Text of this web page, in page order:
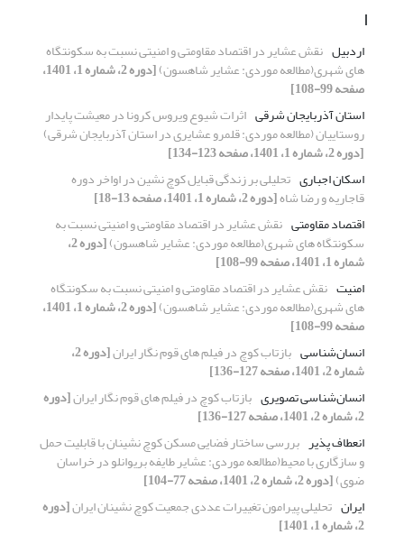
ا
اردبیل نقش عشایر در اقتصاد مقاومتی و امنیتی نسبت به سکونتگاه
های شهری(مطالعه موردی: عشایر شاهسون) [دوره 2، شماره 1، 1401،
صفحه 99-108]
استان آذربایجان شرقی اثرات شیوع ویروس کرونا در معیشت پایدار
روستاییان (مطالعه موردی: قلمرو عشایری در استان آذربایجان شرقی)
[دوره 2، شماره 1، 1401، صفحه 123-134]
اسکان اجباری تحلیلی بر زندگی قبایل کوچ نشین در اواخر دوره
قاجاریه و رضا شاه[دوره 2، شماره 1، 1401، صفحه 13-18]
اقتصاد مقاومتی نقش عشایر در اقتصاد مقاومتی و امنیتی نسبت به
سکونتگاه های شهری(مطالعه موردی: عشایر شاهسون) [دوره 2،
شماره 1، 1401، صفحه 99-108]
امنیت نقش عشایر در اقتصاد مقاومتی و امنیتی نسبت به سکونتگاه
های شهری(مطالعه موردی: عشایر شاهسون) [دوره 2، شماره 1، 1401،
صفحه 99-108]
انسان‌شناسی بازتاب کوچ در فیلم های قوم نگار ایران [دوره 2،
شماره 2، 1401، صفحه 127-136]
انسان‌شناسی تصویری بازتاب کوچ در فیلم های قوم نگار ایران[دوره
2، شماره 2، 1401، صفحه 127-136]
انعطاف پذیر بررسی ساختار فضایی مسکن کوچ نشینان با قابلیت حمل
و سازگاری با محیط(مطالعه موردی: عشایر طایفه بریوانلو در خراسان
ضوی)[دوره 2، شماره 2، 1401، صفحه 77-104]
ایران تحلیلی پیرامون تغییرات عددی جمعیت کوچ نشینان ایران[دوره
2، شماره 1، 1401]